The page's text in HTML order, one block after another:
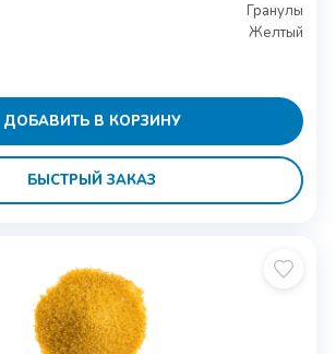
Гранулы
Желтый
ДОБАВИТЬ В КОРЗИНУ
БЫСТРЫЙ ЗАКАЗ